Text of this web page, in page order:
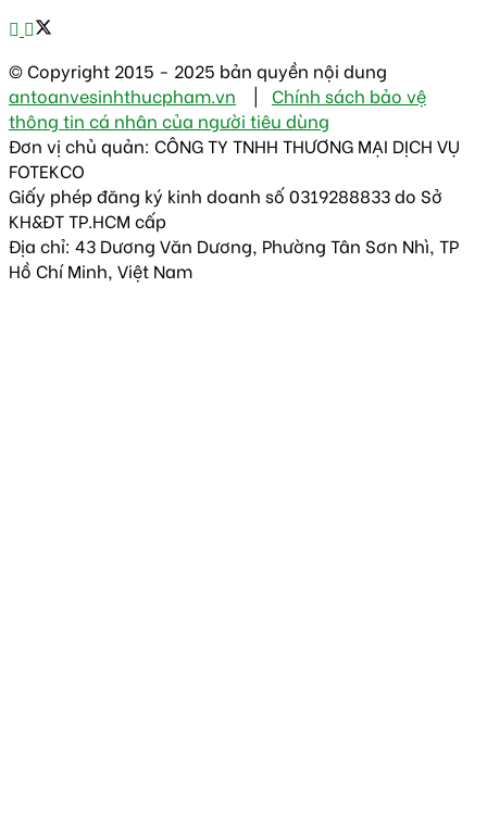
© Copyright 2015 - 2025 bản quyền nội dung
antoanvesinhthucpham.vn | Chính sách bảo vệ
thông tin cá nhân của người tiêu dùng
Đơn vị chủ quản: CÔNG TY TNHH THƯƠNG MẠI DỊCH VỤ
FOTEKCO
Giấy phép đăng ký kinh doanh số 0319288833 do Sở
KH&ĐT TP.HCM cấp
Địa chỉ: 43 Dương Văn Dương, Phường Tân Sơn Nhì, TP
Hồ Chí Minh, Việt Nam